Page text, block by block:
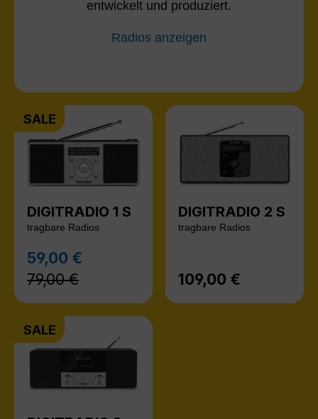
entwickelt und produziert.
Radios anzeigen
SALE
DIGITRADIO 1 S
tragbare Radios
Verkaufspreis:
59,00 €
79,00 €
DIGITRADIO 2 S
tragbare Radios
Regulärer Preis:
109,00 €
SALE